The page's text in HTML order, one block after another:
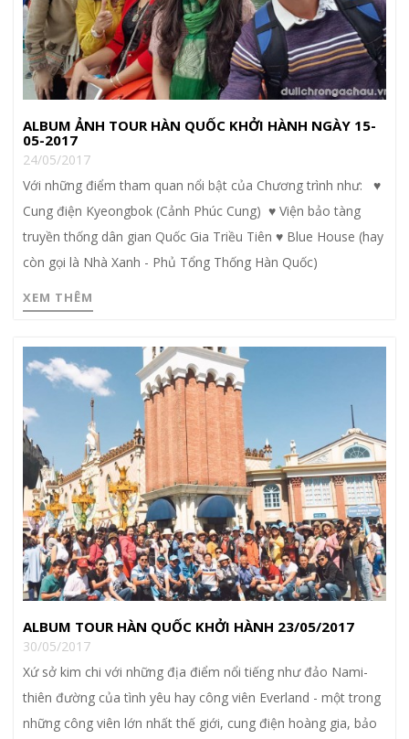
ALBUM ẢNH TOUR HÀN QUỐC KHỞI HÀNH NGÀY 15-
05-2017
24/05/2017
Với những điểm tham quan nổi bật của Chương trình như: ♥
Cung điện Kyeongbok (Cảnh Phúc Cung) ♥ Viện bảo tàng
truyền thống dân gian Quốc Gia Triều Tiên ♥ Blue House (hay
còn gọi là Nhà Xanh - Phủ Tổng Thống Hàn Quốc)
XEM THÊM
ALBUM TOUR HÀN QUỐC KHỞI HÀNH 23/05/2017
30/05/2017
Xứ sở kim chi với những địa điểm nổi tiếng như đảo Nami-
thiên đường của tình yêu hay công viên Everland - một trong
những công viên lớn nhất thế giới, cung điện hoàng gia, bảo